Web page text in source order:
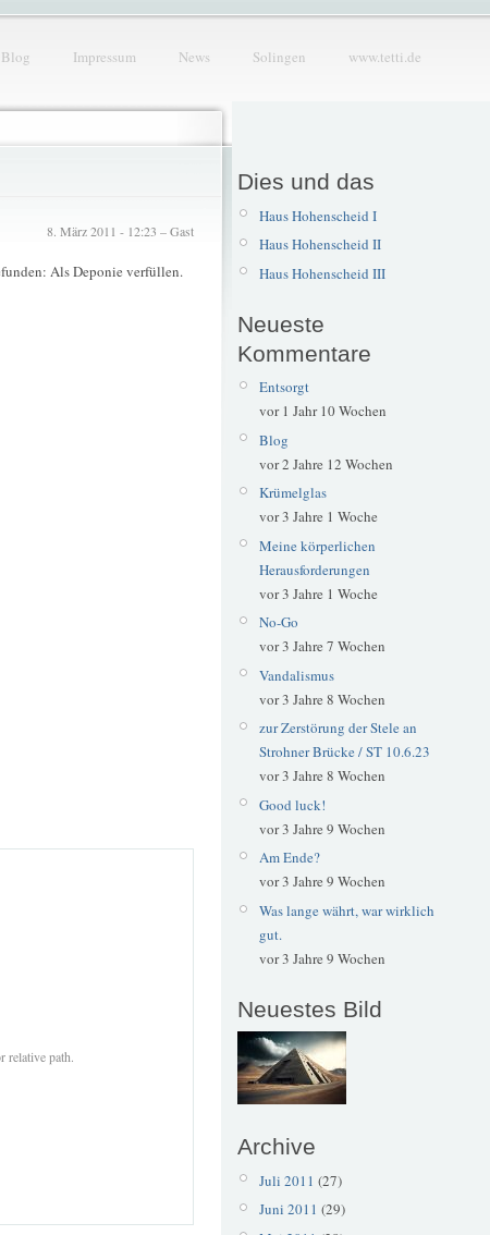
Blog Impressum News Solingen www.tetti.de
8. März 2011 - 12:23 – Gast
Als Deponie verfüllen.
relative path.
Dies und das
Haus Hohenscheid I
Haus Hohenscheid II
Haus Hohenscheid III
Neueste
Kommentare
Entsorgt
vor 1 Jahr 10 Wochen
Blog
vor 2 Jahre 12 Wochen
Krümelglas
vor 3 Jahre 1 Woche
Meine körperlichen
Herausforderungen
vor 3 Jahre 1 Woche
No-Go
vor 3 Jahre 7 Wochen
Vandalismus
vor 3 Jahre 8 Wochen
zur Zerstörung der Stele an
Strohner Brücke / ST 10.6.23
vor 3 Jahre 8 Wochen
Good luck!
vor 3 Jahre 9 Wochen
Am Ende?
vor 3 Jahre 9 Wochen
Was lange währt, war wirklich
gut.
vor 3 Jahre 9 Wochen
Neuestes Bild
Archive
Juli 2011 (27)
Juni 2011 (29)